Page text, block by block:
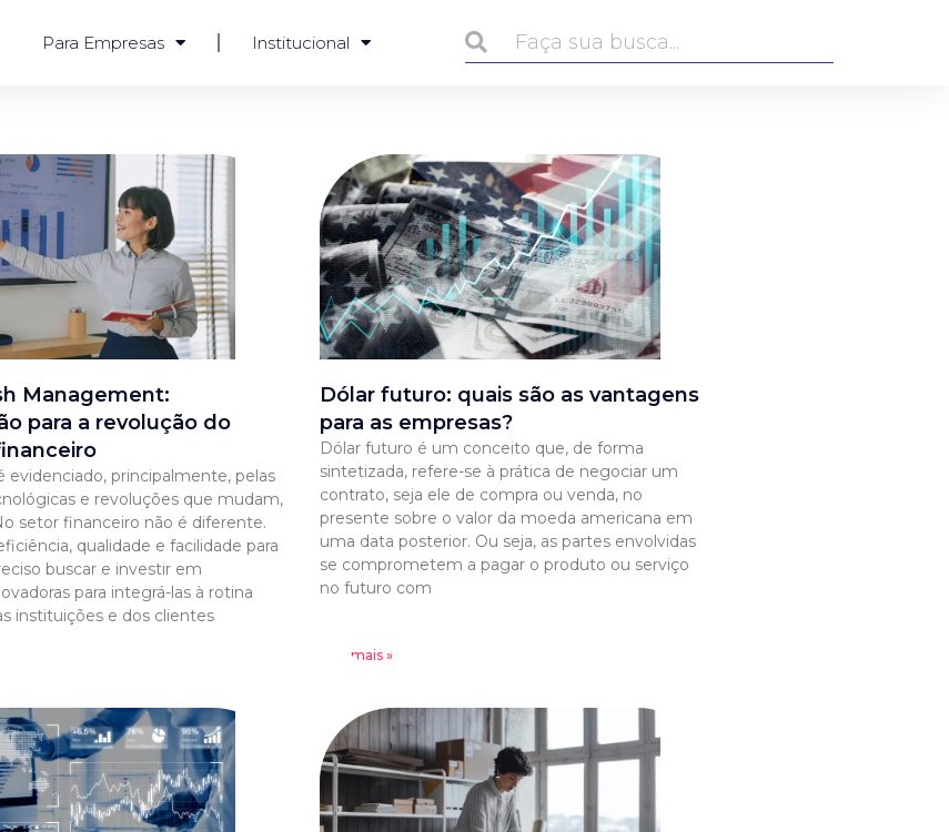
Para Empresas Institucional
Management:
para a revolução do
evidenciado, principalmente, pelas
e revoluções que mudam,
setor financeiro não é diferente.
qualidade e facilidade para
buscar e investir em
para integrá-las à rotina
instituições e dos clientes
Dólar futuro: quais são as vantagens
para as empresas?
Dólar futuro é um conceito que, de forma
sintetizada, refere-se à prática de negociar um
contrato, seja ele de compra ou venda, no
presente sobre o valor da moeda americana em
uma data posterior. Ou seja, as partes envolvidas
se comprometem a pagar o produto ou serviço
no futuro com
Leia mais »